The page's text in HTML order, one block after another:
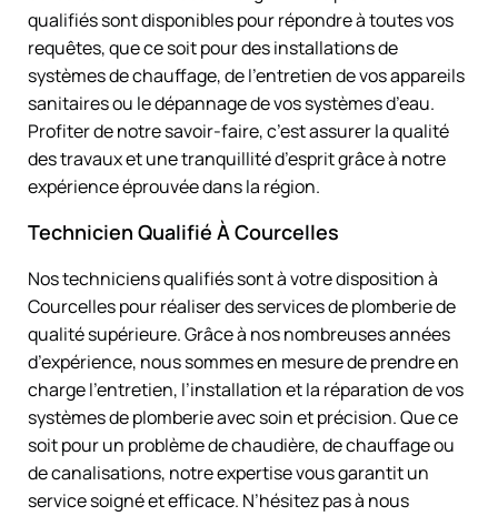
qualifiés sont disponibles pour répondre à toutes vos
requêtes, que ce soit pour des installations de
systèmes de chauffage, de l’entretien de vos appareils
sanitaires ou le dépannage de vos systèmes d’eau.
Profiter de notre savoir-faire, c’est assurer la qualité
des travaux et une tranquillité d’esprit grâce à notre
expérience éprouvée dans la région.
Technicien Qualifié À Courcelles
Nos techniciens qualifiés sont à votre disposition à
Courcelles pour réaliser des services de plomberie de
qualité supérieure. Grâce à nos nombreuses années
d’expérience, nous sommes en mesure de prendre en
charge l’entretien, l’installation et la réparation de vos
systèmes de plomberie avec soin et précision. Que ce
soit pour un problème de chaudière, de chauffage ou
de canalisations, notre expertise vous garantit un
service soigné et efficace. N’hésitez pas à nous